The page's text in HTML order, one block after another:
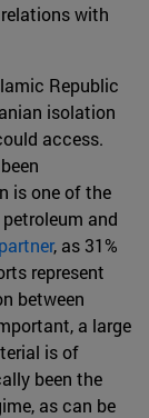
with
Republic
isolation
access.
is one of the
and
, as 31%
represent
between
a large
is of
been the
as can be